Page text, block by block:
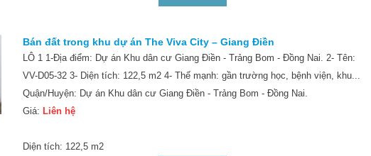
Bán đất trong khu dự án The Viva City – Giang Điền
LÔ 1 1-Địa điểm: Dự án Khu dân cư Giang Điền - Trảng Bom - Đồng Nai. 2- Tên:
VV-D05-32 3- Diện tích: 122,5 m2 4- Thế mạnh: gần trường học, bệnh viện, khu...
Quận/Huyện: Dự án Khu dân cư Giang Điền - Trảng Bom - Đồng Nai.
Giá: Liên hệ
Diện tích: 122,5 m2